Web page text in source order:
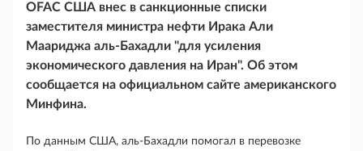
OFAC США внес в санкционные списки
заместителя министра нефти Ирака Али
Маариджа аль-Бахадли "для усиления
экономического давления на Иран". Об этом
сообщается на официальном сайте американского
Минфина.
По данным США, аль-Бахадли помогал в перевозке